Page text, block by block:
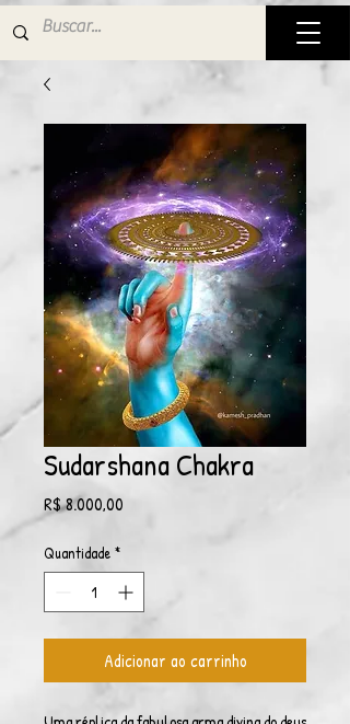
Sudarshana Chakra
R$ 8.000,00
Quantidade *
Adicionar ao carrinho